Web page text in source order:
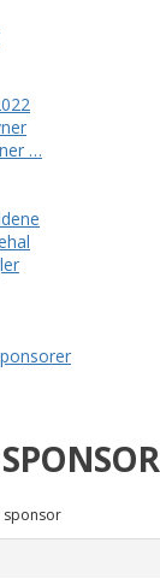
…
sponsor